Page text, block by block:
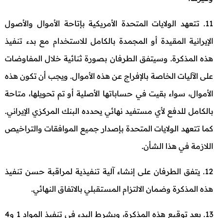
11. تتعهد الولايات المتحدة الأمريكية بإتاحة الأموال والأصول
الإيرانية المقيدة أو المجمدة بالكامل للاستخدام مع بدء تنفيذ
هذه المذكرة. وسيتفق الطرفان بصورة ثنائية خلال المفاوضات
على الآليات الخاصة بالإفراج عن هذه الأموال. ويجب أن تكون هذه
الأموال، سواء بقيت في حساباتها الأصلية أو تم تحويلها، متاحة
بالكامل للدفع لأي مستفيد نهائي يحدده البنك المركزي الإيراني.
كما تتعهد الولايات المتحدة بإصدار جميع الموافقات والتراخيص
اللازمة في هذا الشأن.
12. يتفق الطرفان على إنشاء آلية تنفيذية لمراقبة حسن تنفيذ
هذه المذكرة وضمان الالتزام المستقبلي بالاتفاق النهائي.
13. بعد توقيع هذه المذكرة، وبشرط البدء في تنفيذ المواد 1 و4